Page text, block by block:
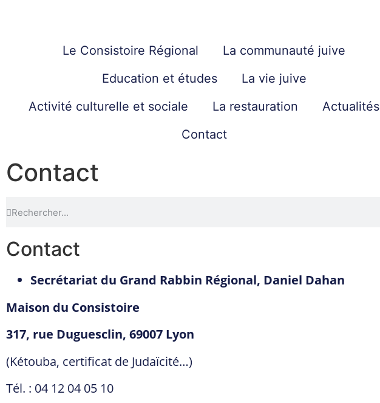
Le Consistoire Régional
La communauté juive
Education et études
La vie juive
Activité culturelle et sociale
La restauration
Actualités
Contact
Contact
Contact
Secrétariat du Grand Rabbin Régional, Daniel Dahan
Maison du Consistoire
317, rue Duguesclin, 69007 Lyon
(Kétouba, certificat de Judaïcité…)
Tél. : 04 12 04 05 10